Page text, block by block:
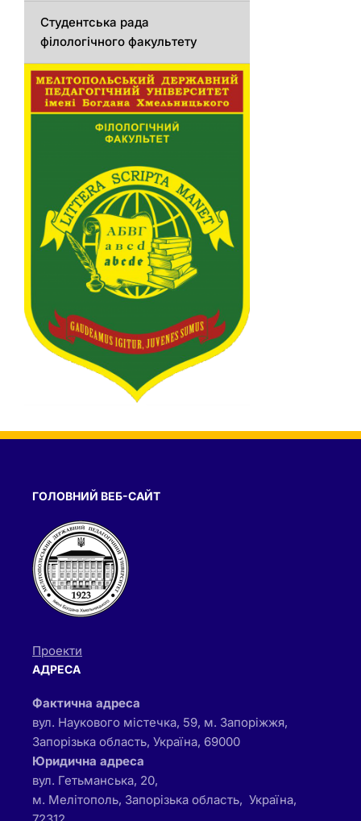
Студентська рада
філологічного факультету
ГОЛОВНИЙ ВЕБ-САЙТ
Проекти
АДРЕСА
Фактична адреса
вул. Наукового містечка, 59, м. Запоріжжя,
Запорізька область, Україна, 69000
Юридична адреса
вул. Гетьманська, 20,
м. Мелітополь, Запорізька область, Україна,